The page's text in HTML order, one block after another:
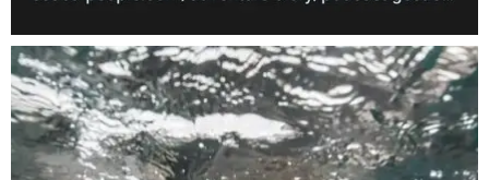
scuba_people_magazine